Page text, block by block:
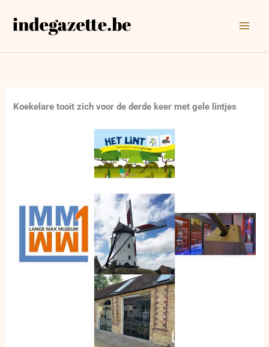
naar
Koekelare tooit zich voor de derde keer met gele lintjes